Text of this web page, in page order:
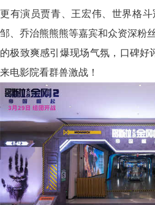
更有演员贾青、王宏伟、世界格
邹、乔治熊熊熊等嘉宾和众资深粉
的极致爽感引爆现场气氛，口碑好
来电影院看群兽激战！